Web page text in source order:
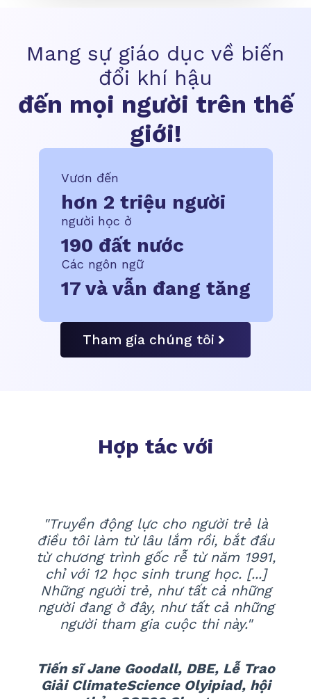
Mang sự giáo dục về biến
đổi khí hậu
đến mọi người trên thế
giới!
Vươn đến
hơn 2 triệu người
người học ở
190 đất nước
Các ngôn ngữ
17 và vẫn đang tăng
Tham gia chúng tôi
Hợp tác với
"Truyền động lực cho người trẻ là
điều tôi làm từ lâu lắm rồi, bắt đầu
từ chương trình gốc rễ từ năm 1991,
chỉ với 12 học sinh trung học. [...]
Những người trẻ, như tất cả những
người đang ở đây, như tất cả những
người tham gia cuộc thi này."
Tiến sĩ Jane Goodall, DBE, Lễ Trao
Giải ClimateScience Olyipiad, hội